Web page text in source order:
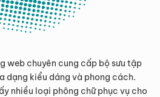
web chuyên cung cấp bộ sưu tập
dạng kiểu dáng và phong cách.
nhiều loại phông chữ phục vụ cho